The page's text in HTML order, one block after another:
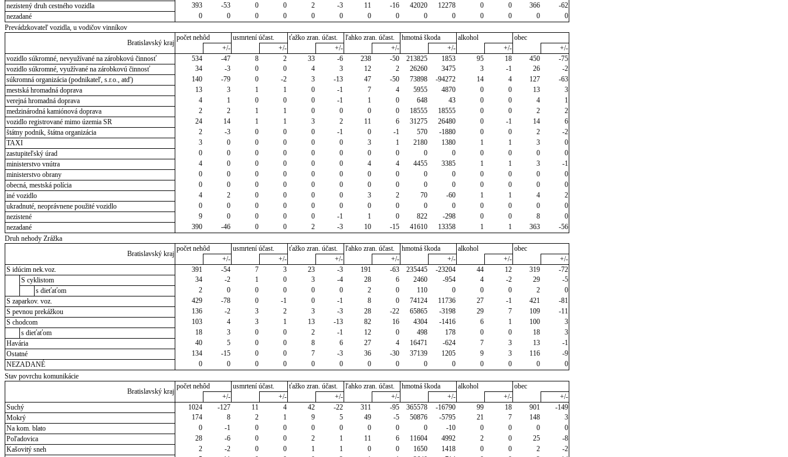
nezistený druh cestného vozidla
393 -53 0 0 2 -3 11 -16 42020 12278 0 0 366
-62
nezadané
0 0 0 0 0 0 0 0 0 0 0 0 0
0
Prevádzkovateľ vozidla, u vodičov vinníkov
Bratislavský kraj
počet nehôd usmrtení účast. ťažko zran. účast. ľahko zran. účast. hmotná škoda alkohol
obec
+/-
+/- +/- +/- +/- +/-
+/-
vozidlo súkromné, nevyužívané na zárobkovú činnosť
534 -47 8 2 33 -6 238 -50 213825 1853 95 18 450
-75
vozidlo súkromné, využívané na zárobkovú činnosť
34 -3 0 0 4 3 12 2 26260 3475 3 -1 26
-2
súkromná organizácia (podnikateľ, s.r.o., atď)
140 -79 0 -2 3 -13 47 -50 73898 -94272 14 4 127
-63
mestská hromadná doprava
13 3 1 1 0 -1 7 4 5955 4870 0 0 13
3
verejná hromadná doprava
4 1 0 0 0 -1 1 0 648 43 0 0 4
1
medzinárodná kamiónová doprava
2 2 1 1 0 0 0 0 18555 18555 0 0 2
2
vozidlo registrované mimo územia SR
24 14 1 1 3 2 11 6 31275 26480 0 -1 14
6
štátny podnik, štátna organizácia
2 -3 0 0 0 -1 0 -1 570 -1880 0 0 2
-2
TAXI
3 0 0 0 0 0 3 1 2180 1380 1 1 3
0
zastupiteľský úrad
0 0 0 0 0 0 0 0 0 0 0 0 0
0
ministerstvo vnútra
4 0 0 0 0 0 4 4 4455 3385 1 1 3
-1
ministerstvo obrany
0 0 0 0 0 0 0 0 0 0 0 0 0
0
obecná, mestská polícia
0 0 0 0 0 0 0 0 0 0 0 0 0
0
iné vozidlo
4 2 0 0 0 0 3 2 70 -60 1 1 4
2
ukradnuté, neoprávnene použité vozidlo
0 0 0 0 0 0 0 0 0 0 0 0 0
0
nezistené
9 0 0 0 0 -1 1 0 822 -298 0 0 8
0
nezadané
390 -46 0 0 2 -3 10 -15 41610 13358 1 1 363
-56
Druh nehody Zrážka
Bratislavský kraj
počet nehôd usmrtení účast. ťažko zran. účast. ľahko zran. účast. hmotná škoda alkohol
obec
+/-
+/- +/- +/- +/- +/-
+/-
S idúcim nek.voz.
391 -54 7 3 23 -3 191 -63 235445 -23204 44 12 319
-72
S cyklistom
34 -2 1 0 3 -4 28 6 2460 -954 4 -2 29
-5
s dieťaťom
2 0 0 0 0 0 2 0 110 0 0 0 2
0
S zaparkov. voz.
429 -78 0 -1 0 -1 8 0 74124 11736 27 -1 421
-81
S pevnou prekážkou
136 -2 3 2 3 -3 28 -22 65865 -3198 29 7 109
-11
S chodcom
103 4 3 1 13 -13 82 16 4304 -1416 6 1 100
3
s dieťaťom
18 3 0 0 2 -1 12 0 498 178 0 0 18
3
Havária
40 5 0 0 8 6 27 4 16471 -624 7 3 13
-1
Ostatné
134 -15 0 0 7 -3 36 -30 37139 1205 9 3 116
-9
NEZADANÉ
0 0 0 0 0 0 0 0 0 0 0 0 0
0
Stav povrchu komunikácie
Bratislavský kraj
počet nehôd usmrtení účast. ťažko zran. účast. ľahko zran. účast. hmotná škoda alkohol
obec
+/-
+/- +/- +/- +/- +/-
+/-
Suchý
1024 -127 11 4 42 -22 311 -95 365578 -16790 99 18 901
-149
Mokrý
174 8 2 1 9 5 49 -5 50876 -5795 21 7 148
3
Na kom. blato
0 -1 0 0 0 0 0 0 0 -10 0 0 0
0
Poľadovica
28 -6 0 0 2 1 11 6 11604 4992 2 0 25
-8
Kašovitý sneh
2 -2 0 0 1 1 0 0 1650 1418 0 0 2
-2